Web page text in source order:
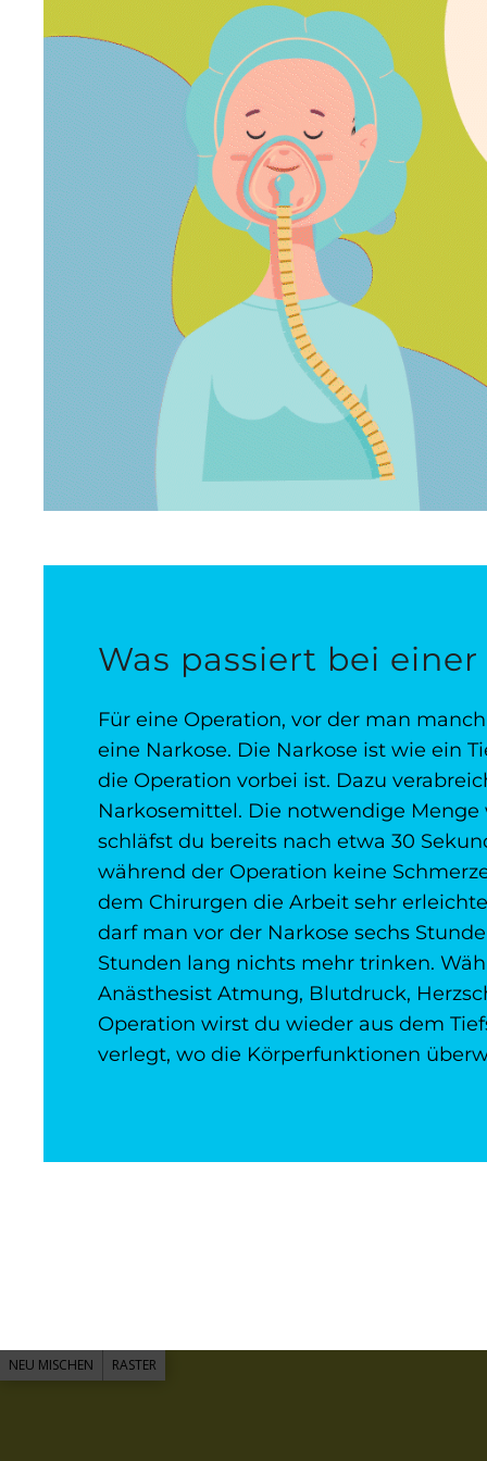
Was passiert bei einer
Für eine Operation, vor der man
eine Narkose. Die Narkose ist wie ein
die Operation vorbei ist. Dazu
Narkosemittel. Die notwendige
schläfst du bereits nach etwa 30
während der Operation keine
dem Chirurgen die Arbeit sehr
darf man vor der Narkose sechs
Stunden lang nichts mehr trinken.
Anästhesist Atmung, Blutdruck,
Operation wirst du wieder aus dem
verlegt, wo die Körperfunktionen
NEU MISCHEN RASTER